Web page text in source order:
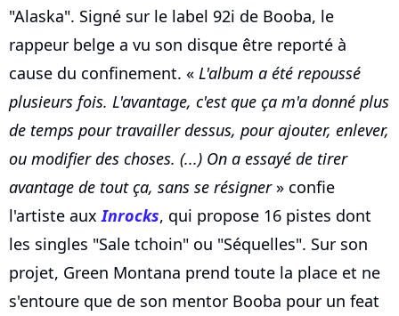
"Alaska". Signé sur le label 92i de Booba, le
rappeur belge a vu son disque être reporté à
cause du confinement. « L'album a été repoussé
plusieurs fois. L'avantage, c'est que ça m'a donné plus
de temps pour travailler dessus, pour ajouter, enlever,
ou modifier des choses. (...) On a essayé de tirer
avantage de tout ça, sans se résigner» confie
l'artiste auxInrocks, qui propose 16 pistes dont
les singles "Sale tchoin" ou "Séquelles". Sur son
projet, Green Montana prend toute la place et ne
s'entoure que de son mentor Booba pour un feat